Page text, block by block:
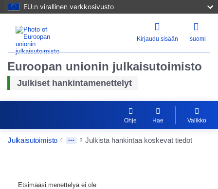
EU:n virallinen verkkosivusto
Kirjaudu sisään suomi
Euroopan unionin julkaisutoimisto
Julkiset hankintamenettelyt
Ohje Hae Valikko
Julkaisutoimisto Julkista hankintaa koskevat tiedot
Etsimääsi menettelyä ei ole